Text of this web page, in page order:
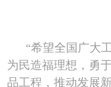
“希望全国广大
为民造福理想，勇
品工程，推动发展